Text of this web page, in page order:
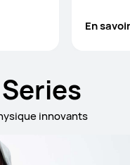
En
Series
innovants